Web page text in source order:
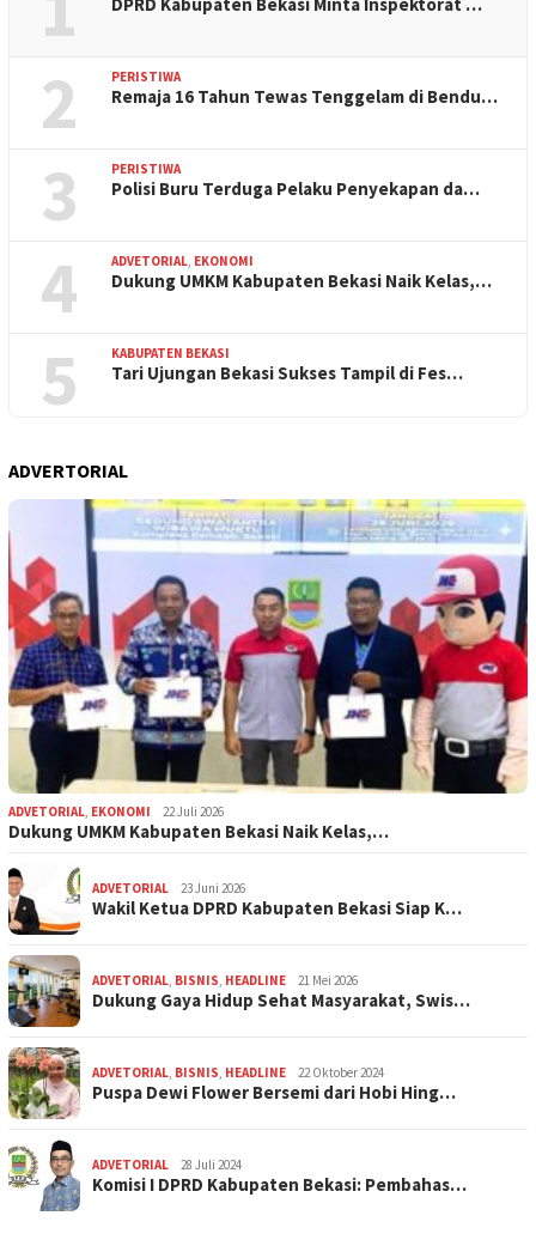
2 PERISTIWA
Remaja 16 Tahun Tewas Tenggelam di Bendu…
3 PERISTIWA
Polisi Buru Terduga Pelaku Penyekapan da…
4 ADVETORIAL EKONOMI
Dukung UMKM Kabupaten Bekasi Naik Kelas,…
5 KABUPATEN BEKASI
Tari Ujungan Bekasi Sukses Tampil di Fes…
ADVERTORIAL
ADVETORIAL EKONOMI 22 Juli 2026
Dukung UMKM Kabupaten Bekasi Naik Kelas,…
ADVETORIAL 23 Juni 2026
Wakil Ketua DPRD Kabupaten Bekasi Siap K…
ADVETORIAL BISNIS HEADLINE 21 Mei 2026
Dukung Gaya Hidup Sehat Masyarakat, Swis…
ADVETORIAL BISNIS HEADLINE 22 Oktober 2024
Puspa Dewi Flower Bersemi dari Hobi Hing…
ADVETORIAL 28 Juli 2024
Komisi I DPRD Kabupaten Bekasi: Pembahas…